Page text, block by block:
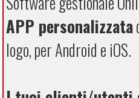
APP personalizzata
logo, per Android e iOS.